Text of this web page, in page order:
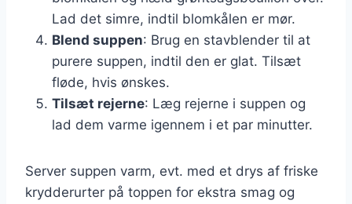
Lad det simre, indtil blomkålen er mør.
Blend suppen: Brug en stavblender til at
purere suppen, indtil den er glat. Tilsæt
fløde, hvis ønskes.
Tilsæt rejerne: Læg rejerne i suppen og
lad dem varme igennem i et par minutter.
Server suppen varm, evt. med et drys af friske
krydderurter på toppen for ekstra smag og